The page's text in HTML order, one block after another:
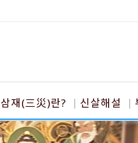
삼재(三災)란? 신살해설